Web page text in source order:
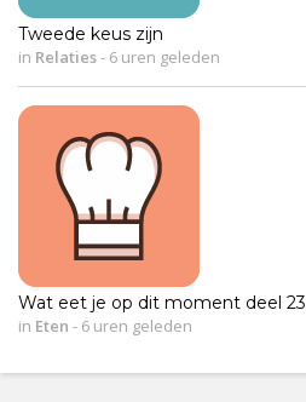
Tweede keus zijn
in Relaties- 6 uren geleden
Wat eet je op dit moment deel 23
in Eten - 6 uren geleden